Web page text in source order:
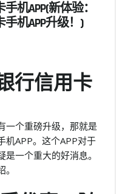
机APP(新体验：
机APP升级！)
行信用卡
一个重磅升级，那就是
机APP。这个APP对于
一个重大的好消息。